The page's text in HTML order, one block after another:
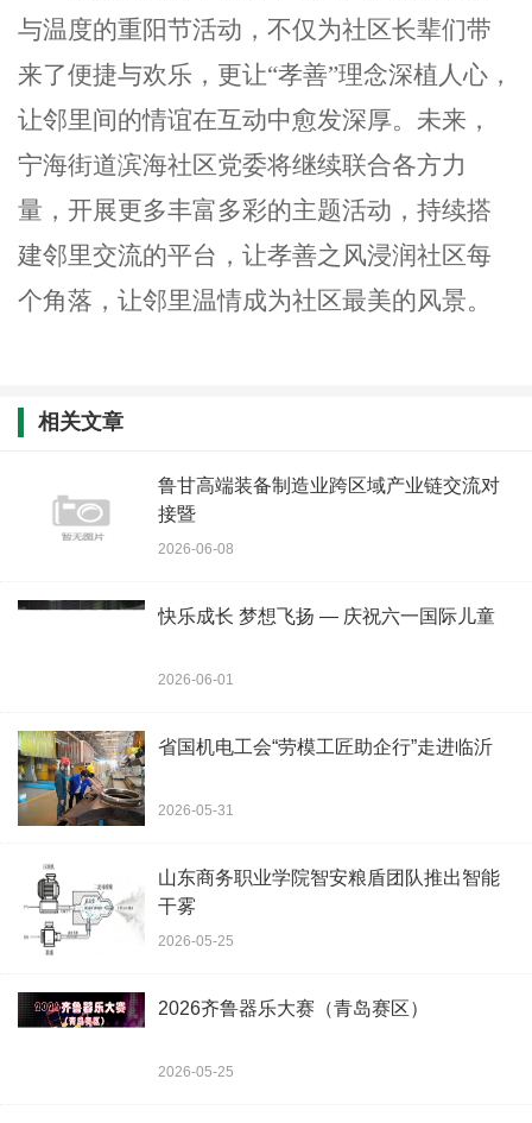
与温度的重阳节活动，不仅为社区长辈们带
来了便捷与欢乐，更让“孝善”理念深植人心，
让邻里间的情谊在互动中愈发深厚。未来，
宁海街道滨海社区党委将继续联合各方力
量，开展更多丰富多彩的主题活动，持续搭
建邻里交流的平台，让孝善之风浸润社区每
个角落，让邻里温情成为社区最美的风景。
相关文章
鲁甘高端装备制造业跨区域产业链交流对
接暨
2026-06-08
快乐成长 梦想飞扬 — 庆祝六一国际儿童
2026-06-01
省国机电工会“劳模工匠助企行”走进临沂
2026-05-31
山东商务职业学院智安粮盾团队推出智能
干雾
2026-05-25
2026齐鲁器乐大赛（青岛赛区）
2026-05-25